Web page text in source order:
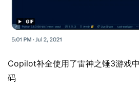
Copilot补全使用了雷神之锤3游戏
码